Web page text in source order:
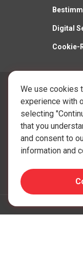
Digital
Cookie-
We use cookies
experience with
selecting
that you
and consent to
information and